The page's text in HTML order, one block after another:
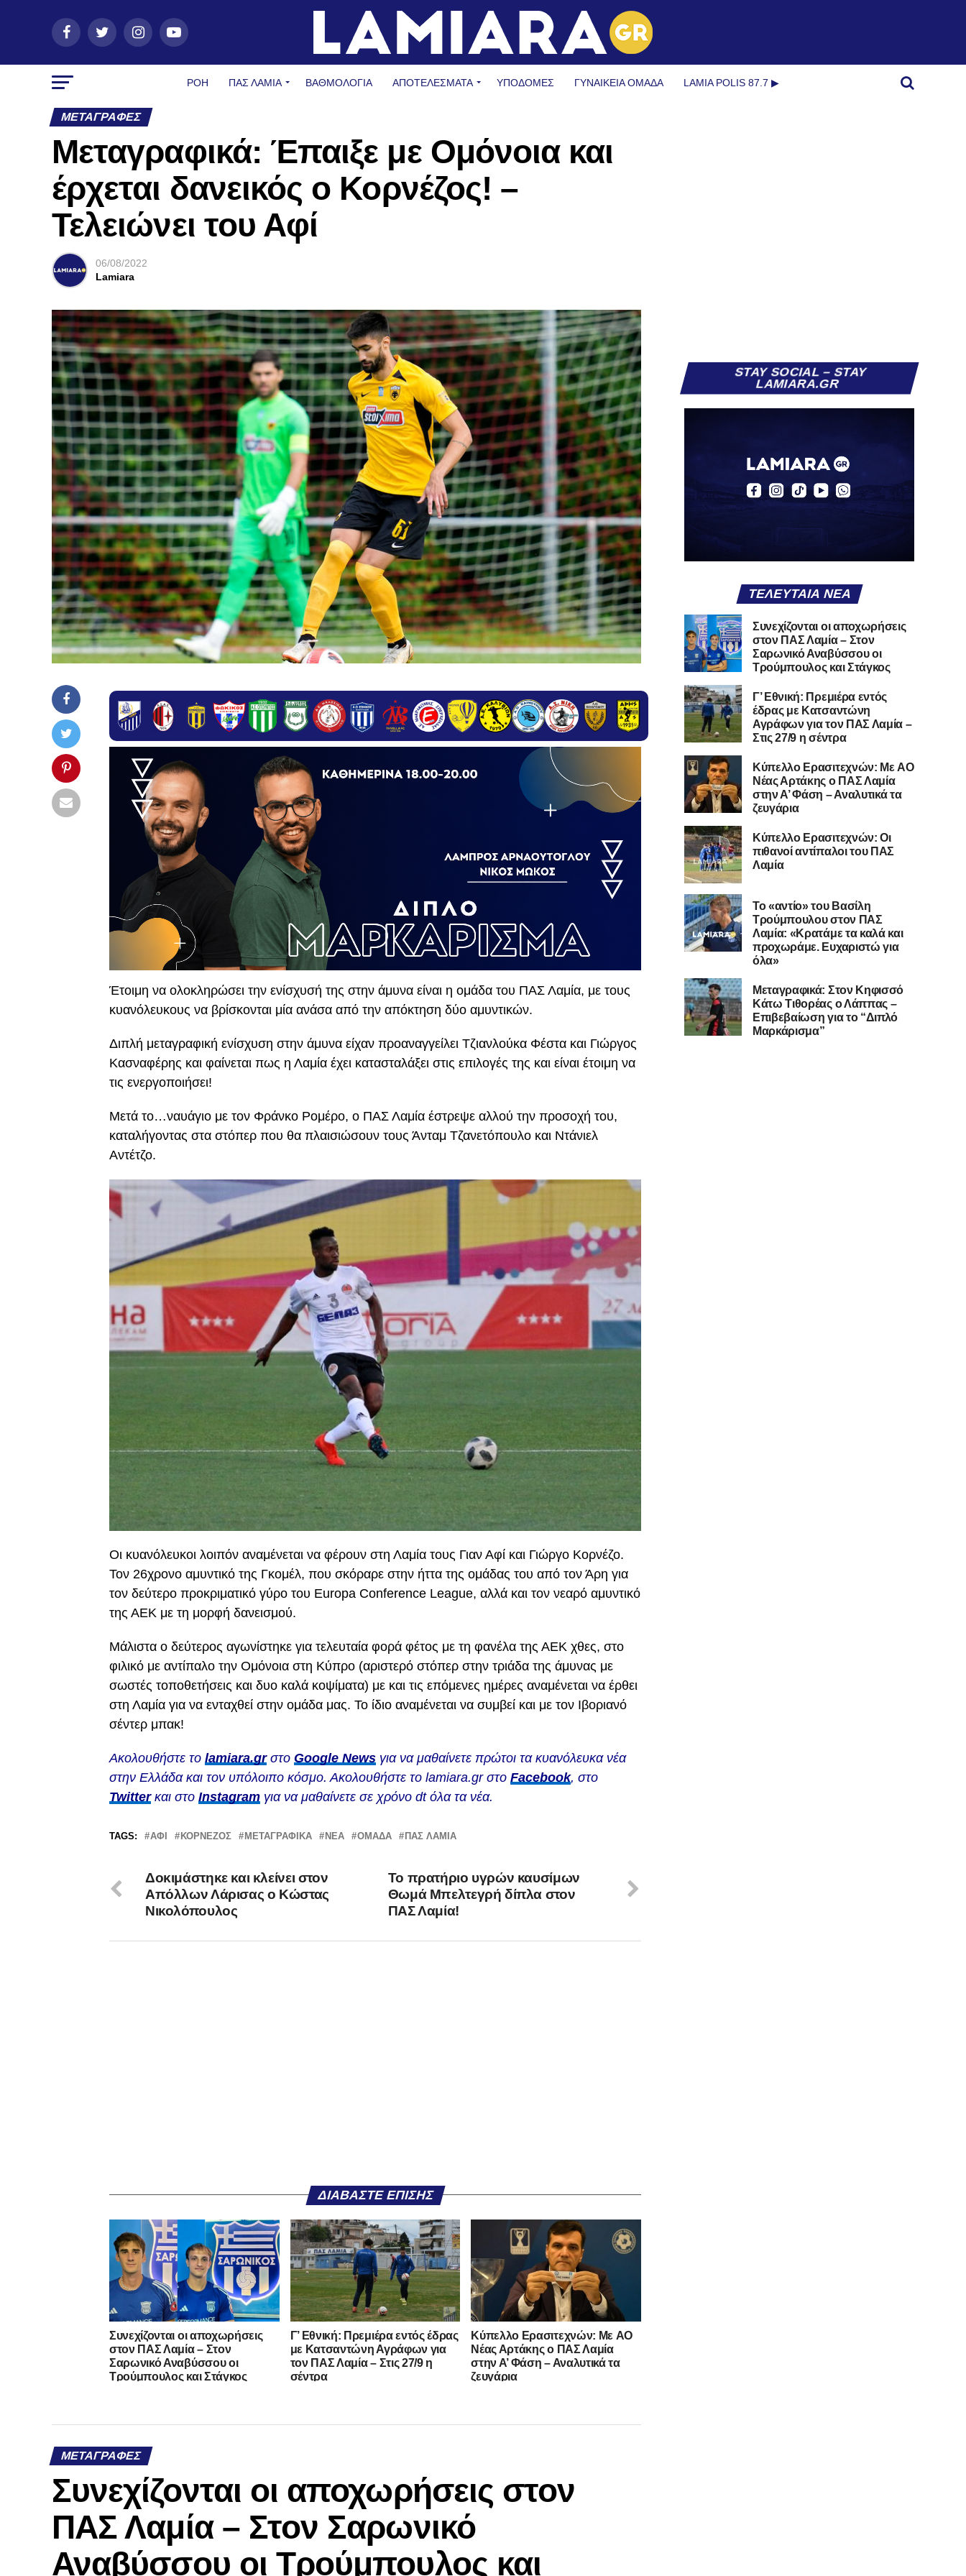
ΡΟΗ ΠΑΣ ΛΑΜΊΑ ΒΑΘΜΟΛΟΓΙΑ ΑΠΟΤΕΛΕΣΜΑΤΑ ΥΠΟΔΟΜΈΣ ΓΥΝΑΙΚΕΊΑ ΟΜΆΔΑ LAMIA POLIS 87.7 ▶︎
ΜΕΤΑΓΡΑΦΈΣ
Μεταγραφικά: Έπαιξε με Ομόνοια και
έρχεται δανεικός ο Κορνέζος! –
Τελειώνει του Αφί
06/08/2022
Lamiara
Έτοιμη να ολοκληρώσει την ενίσχυσή της στην άμυνα είναι η ομάδα του ΠΑΣ Λαμία, με τους
κυανόλευκους να βρίσκονται μία ανάσα από την απόκτηση δύο αμυντικών.
Διπλή μεταγραφική ενίσχυση στην άμυνα είχαν προαναγγείλει Τζιανλούκα Φέστα και Γιώργος
Κασναφέρης και φαίνεται πως η Λαμία έχει κατασταλάξει στις επιλογές της και είναι έτοιμη να
τις ενεργοποιήσει!
Μετά το…ναυάγιο με τον Φράνκο Ρομέρο, ο ΠΑΣ Λαμία έστρεψε αλλού την προσοχή του,
καταλήγοντας στα στόπερ που θα πλαισιώσουν τους Άνταμ Τζανετόπουλο και Ντάνιελ
Αντέτζο.
Οι κυανόλευκοι λοιπόν αναμένεται να φέρουν στη Λαμία τους Γιαν Αφί και Γιώργο Κορνέζο.
Τον 26χρονο αμυντικό της Γκομέλ, που σκόραρε στην ήττα της ομάδας του από τον Άρη για
τον δεύτερο προκριματικό γύρο του Europa Conference League, αλλά και τον νεαρό αμυντικό
της ΑΕΚ με τη μορφή δανεισμού.
Μάλιστα ο δεύτερος αγωνίστηκε για τελευταία φορά φέτος με τη φανέλα της ΑΕΚ χθες, στο
φιλικό με αντίπαλο την Ομόνοια στη Κύπρο (αριστερό στόπερ στην τριάδα της άμυνας με
σωστές τοποθετήσεις και δυο καλά κοψίματα) με και τις επόμενες ημέρες αναμένεται να έρθει
στη Λαμία για να ενταχθεί στην ομάδα μας. Το ίδιο αναμένεται να συμβεί και με τον Ιβοριανό
σέντερ μπακ!
Ακολουθήστε το lamiara.grστο Google News για να μαθαίνετε πρώτοι τα κυανόλευκα νέα
στην Ελλάδα και τον υπόλοιπο κόσμο. Ακολουθήστε το lamiara.gr στο Facebook, στο
Twitterκαι στο Instagram για να μαθαίνετε σε χρόνο dt όλα τα νέα.
TAGS: ΑΦΙ ΚΟΡΝΕΖΟΣ ΜΕΤΑΓΡΑΦΙΚΆ ΝΈΑ ΟΜΆΔΑ ΠΑΣ ΛΑΜΙΑ
Το πρατήριο υγρών καυσίμων
Θωμά Μπελτεγρή δίπλα στον
ΠΑΣ Λαμία!
Δοκιμάστηκε και κλείνει στον
Απόλλων Λάρισας ο Κώστας
Νικολόπουλος
ΔΙΑΒΆΣΤΕ ΕΠΊΣΗΣ
Συνεχίζονται οι αποχωρήσεις
στον ΠΑΣ Λαμία – Στον
Σαρωνικό Αναβύσσου οι
Τρούμπουλος και Στάγκος
Γ’ Εθνική: Πρεμιέρα εντός έδρας
με Κατσαντώνη Αγράφων για
τον ΠΑΣ Λαμία – Στις 27/9 η
σέντρα
Kύπελλο Ερασιτεχνών: Με AO
Nέας Αρτάκης ο ΠΑΣ Λαμία
στην Α’ Φάση – Αναλυτικά τα
ζευγάρια
ΜΕΤΑΓΡΑΦΈΣ
Συνεχίζονται οι αποχωρήσεις στον
ΠΑΣ Λαμία – Στον Σαρωνικό
Αναβύσσου οι Τρούμπουλος και
STAY SOCIAL – STAY
LAMIARA.GR
ΤΕΛΕΥΤΑΊΑ ΝΈΑ
Συνεχίζονται οι αποχωρήσεις
στον ΠΑΣ Λαμία – Στον
Σαρωνικό Αναβύσσου οι
Τρούμπουλος και Στάγκος
Γ’ Εθνική: Πρεμιέρα εντός
έδρας με Κατσαντώνη
Αγράφων για τον ΠΑΣ Λαμία –
Στις 27/9 η σέντρα
Kύπελλο Ερασιτεχνών: Με AO
Nέας Αρτάκης ο ΠΑΣ Λαμία
στην Α’ Φάση – Αναλυτικά τα
ζευγάρια
Κύπελλο Ερασιτεχνών: Οι
πιθανοί αντίπαλοι του ΠΑΣ
Λαμία
Το «αντίο» του Βασίλη
Τρούμπουλου στον ΠΑΣ
Λαμία: «Κρατάμε τα καλά και
προχωράμε. Ευχαριστώ για
όλα»
Μεταγραφικά: Στον Κηφισσό
Κάτω Τιθορέας ο Λάππας –
Επιβεβαίωση για το “Διπλό
Μαρκάρισμα”